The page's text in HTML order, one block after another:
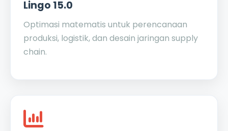
Lingo 15.0
Optimasi matematis untuk perencanaan
produksi, logistik, dan desain jaringan supply
chain.